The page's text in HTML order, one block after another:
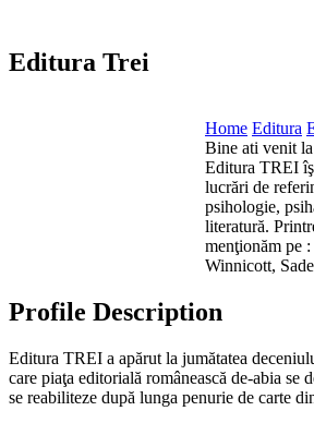
Editura Trei
Home Editura
Bine ati venit
Editura TREI
lucrări de
psihologie,
literatură.
menţionăm pe
Winnicott,
Profile Description
Editura TREI a apărut la jumătatea
care piaţa editorială românească de-abia se
se reabiliteze după lunga penurie de carte